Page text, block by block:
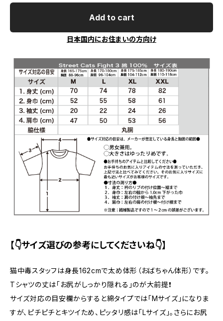
Add to cart
日本国内にお住まいの方向け
【👇サイズ選びの参考にしてくださいね👇】
猫中毒スタッフは身長162cmで太め体形（おばちゃん体形）です。
Tシャツの丈は「お尻がしっかり隠れる」のが大前提❗
サイズ対応の目安欄からすると綿タイプでは「Mサイズ」になりま
すが、ピチピチとキツイため、ピッタリ感は「Lサイズ」。さらにお尻